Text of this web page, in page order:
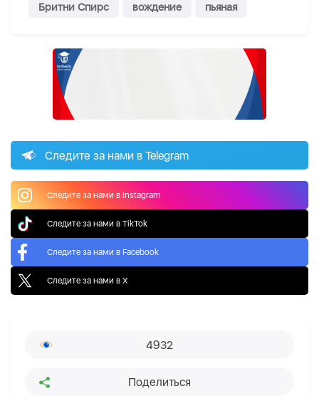
Бритни Спирс
вождение пьяная
Следите за нами в Telegram
Следите за нами в Instagram
Следите за нами в TikTok
Следите за нами в Facebook
Следите за нами в X
4932
Поделиться